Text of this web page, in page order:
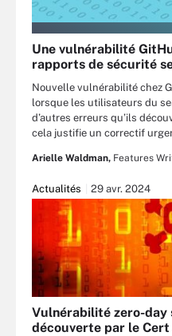
Une vulnérabilité
rapports de sécurité
Nouvelle vulnérabilité chez
lorsque les utilisateurs du
d’autres erreurs qu’ils
cela justifie un correctif
Arielle Waldman, Features
Actualités 29 avr. 2024
Vulnérabilité zero-day
découverte par le